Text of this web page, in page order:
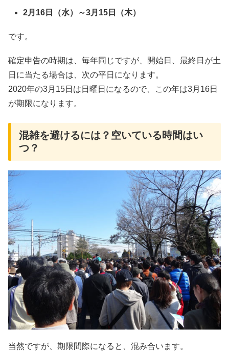
2月16日（水）～3月15日（木）
です。
確定申告の時期は、毎年同じですが、開始日、最終日が土
日に当たる場合は、次の平日になります。
2020年の3月15日は日曜日になるので、この年は3月16日
が期限になります。
混雑を避けるには？空いている時間はい
つ？
当然ですが、期限間際になると、混み合います。